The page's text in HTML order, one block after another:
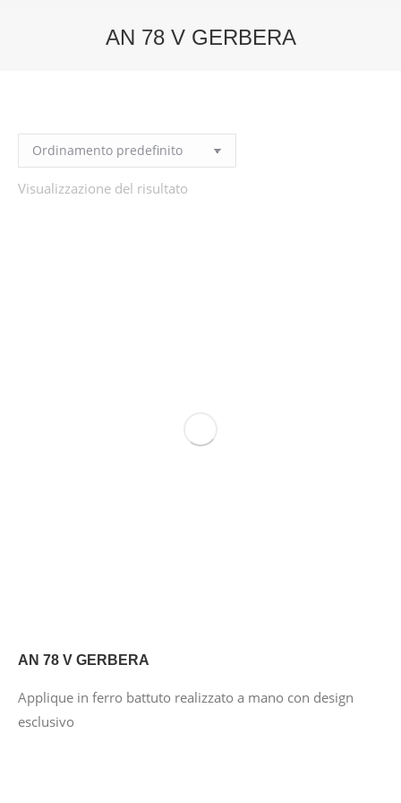
AN 78 V GERBERA
Visualizzazione del risultato
AN 78 V GERBERA
Applique in ferro battuto realizzato a mano con design
esclusivo